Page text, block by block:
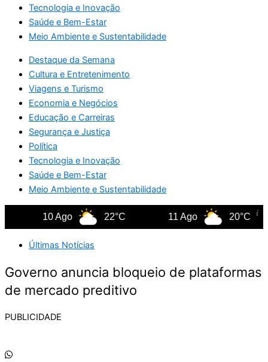
Tecnologia e Inovação
Saúde e Bem-Estar
Meio Ambiente e Sustentabilidade
Destaque da Semana
Cultura e Entretenimento
Viagens e Turismo
Economia e Negócios
Educação e Carreiras
Segurança e Justiça
Política
Tecnologia e Inovação
Saúde e Bem-Estar
Meio Ambiente e Sustentabilidade
10 Ago 22°C 11 Ago 20°C
Últimas Notícias
Governo anuncia bloqueio de plataformas
de mercado preditivo
PUBLICIDADE